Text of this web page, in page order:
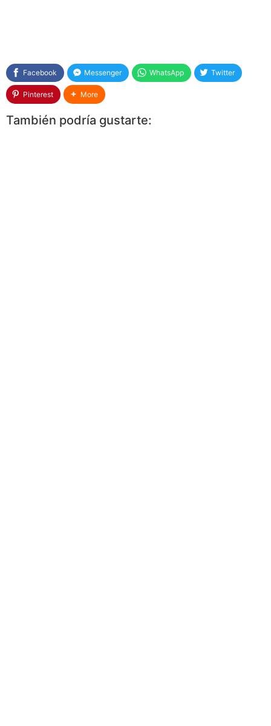
Facebook Messenger WhatsApp Twitter
Pinterest More
También podría gustarte: